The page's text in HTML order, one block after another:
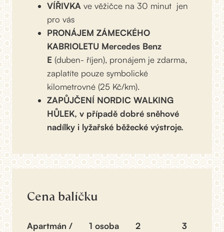
VÍŘIVKA ve věžičce na 30 minut jen
pro vás
PRONÁJEM ZÁMECKÉHO
KABRIOLETU Mercedes Benz
E (duben- říjen), pronájem je zdarma,
zaplatíte pouze symbolické
kilometrovné (25 Kč/km).
ZAPŮJČENÍ NORDIC WALKING
HŮLEK, v případě dobré sněhové
nadílky i lyžařské běžecké výstroje.
Cena balíčku
Apartmán /
1 osoba
2
3